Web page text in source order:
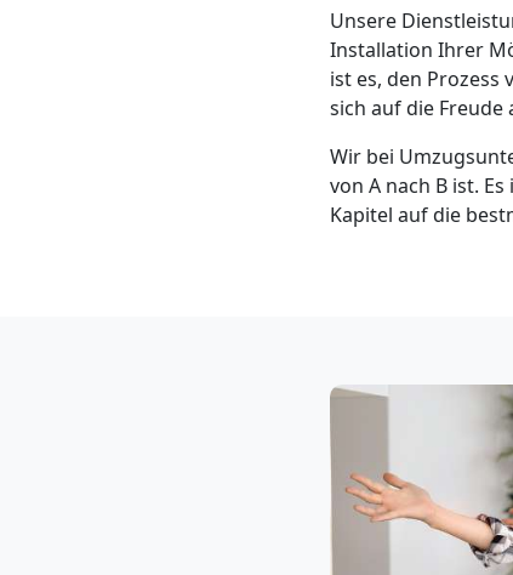
Unsere
Installation Ihrer
ist es, den Prozess
sich auf die
Wir bei
von A nach B ist.
Kapitel auf die
Klaviertransport